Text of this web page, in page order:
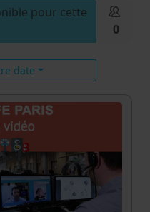
pour cette
date
0